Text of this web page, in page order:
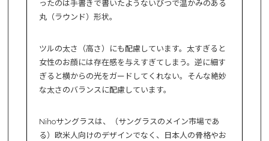
ったのは手書きで書いたようないびつで温かみのある
丸（ラウンド）形状。
ツルの太さ（高さ）にも配慮しています。太すぎると
女性のお顔には存在感を与えすぎてしまう。逆に細す
ぎると横からの光をガードしてくれない。そんな絶妙
な太さのバランスに配慮しています。
Nihoサングラスは、（サングラスのメイン市場であ
る）欧米人向けのデザインでなく、日本人の骨格やお